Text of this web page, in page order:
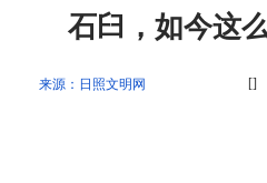
石臼，如今这
来源：日照文明网 []